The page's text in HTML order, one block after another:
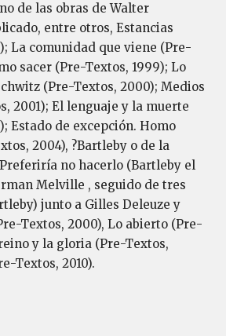
de las obras de Walter
entre otros, Estancias
La comunidad que viene (Pre-
sacer (Pre-Textos, 1999); Lo
(Pre-Textos, 2000); Medios
2001); El lenguaje y la muerte
Estado de excepción. Homo
2004), ?Bartleby o de la
no hacerlo (Bartleby el
Melville , seguido de tres
junto a Gilles Deleuze y
Textos, 2000), Lo abierto (Pre-
y la gloria (Pre-Textos,
Textos, 2010).